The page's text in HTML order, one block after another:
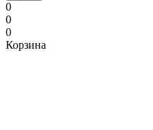
0
0
0
Корзина